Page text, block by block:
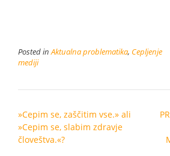
Posted inAktualna problematika, Cepljenje
mediji
Post
navigation
»Cepim se, zaščitim vse.» ali
»Cepim se, slabim zdravje
človeštva.«?